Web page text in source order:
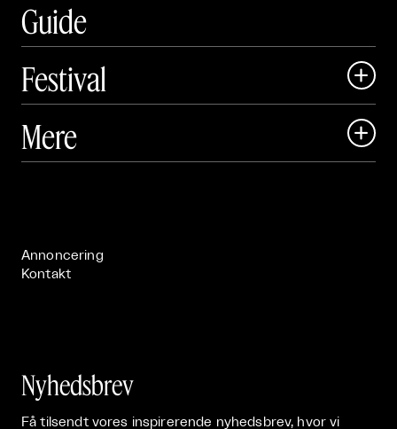
Guide
Festival

 Art Matter Festival
Mere 
Annoncering
Kontakt
Nyhedsbrev
Få tilsendt vores inspirerende nyhedsbrev, hvor vi